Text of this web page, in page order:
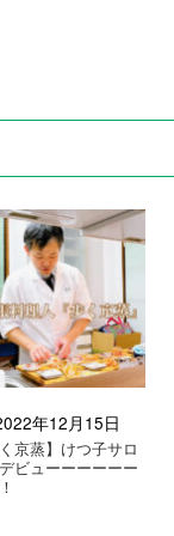
年12月15日
く京蒸】けつ子サロ
ビューーーーーー